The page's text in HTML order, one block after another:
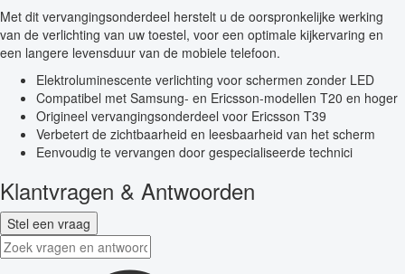
Met dit vervangingsonderdeel herstelt u de oorspronkelijke werking
van de verlichting van uw toestel, voor een optimale kijkervaring en
een langere levensduur van de mobiele telefoon.
Elektroluminescente verlichting voor schermen zonder LED
Compatibel met Samsung- en Ericsson-modellen T20 en hoger
Origineel vervangingsonderdeel voor Ericsson T39
Verbetert de zichtbaarheid en leesbaarheid van het scherm
Eenvoudig te vervangen door gespecialiseerde technici
Klantvragen & Antwoorden
Stel een vraag